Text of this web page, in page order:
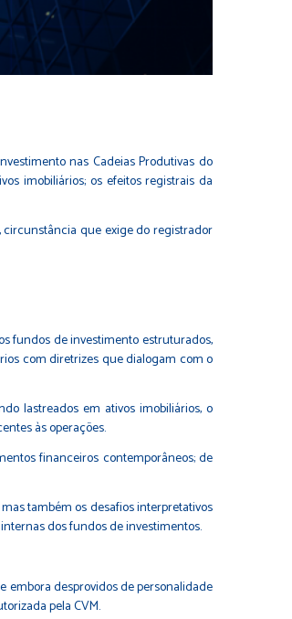
nas Cadeias Produtivas do
imobiliários; os efeitos registrais da
que exige do registrador
fundos de investimento estruturados,
com diretrizes que dialogam com o
lastreados em ativos imobiliários, o
às operações.
financeiros contemporâneos; de
também os desafios interpretativos
dos fundos de investimentos.
desprovidos de personalidade
pela CVM.